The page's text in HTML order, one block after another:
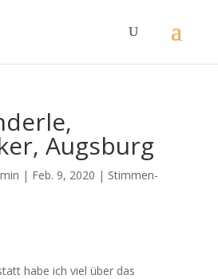
Augsburg
| Feb. 9, 2020 | Stimmen-
habe ich viel über das